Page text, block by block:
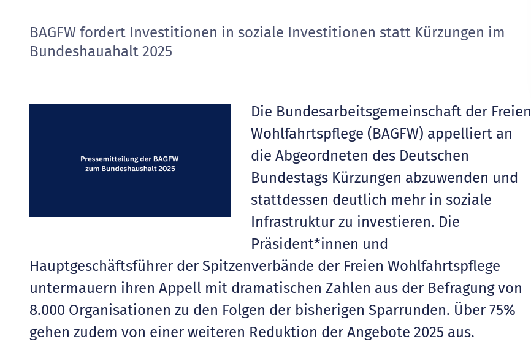
BAGFW fordert Investitionen in soziale Investitionen statt Kürzungen im
Bundeshauahalt 2025
Die Bundesarbeitsgemeinschaft der Freien
Wohlfahrtspflege (BAGFW) appelliert an
die Abgeordneten des Deutschen
Bundestags Kürzungen abzuwenden und
stattdessen deutlich mehr in soziale
Infrastruktur zu investieren. Die
Präsident*innen und
Hauptgeschäftsführer der Spitzenverbände der Freien Wohlfahrtspflege
untermauern ihren Appell mit dramatischen Zahlen aus der Befragung von
8.000 Organisationen zu den Folgen der bisherigen Sparrunden. Über 75%
gehen zudem von einer weiteren Reduktion der Angebote 2025 aus.